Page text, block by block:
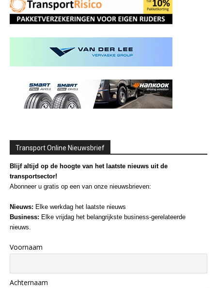
Transport Online Nieuwsbrief
Blijf altijd op de hoogte van het laatste nieuws uit de
transportsector!
Abonneer u gratis op een van onze nieuwsbrieven:
Nieuws: Elke werkdag het laatste nieuws
Business: Elke vrijdag het belangrijkste business-gerelateerde
nieuws.
Voornaam
Achternaam